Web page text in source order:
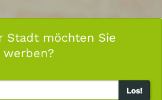
Stadt möchten Sie
werben?
Los!